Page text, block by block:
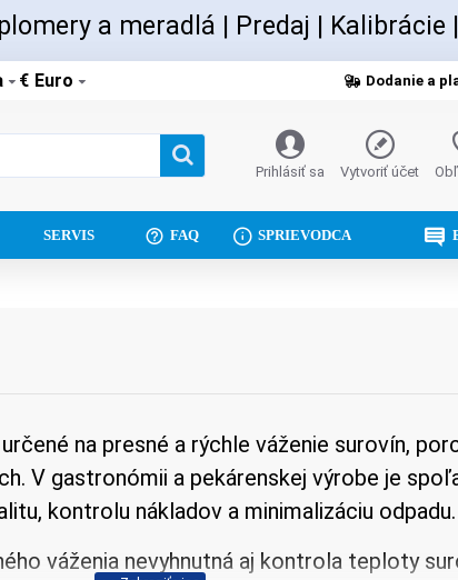
a meradlá | Predaj Kalibrácie |
€ Euro Dodanie a
Prihlásiť sa Vytvoriť účet
SERVIS FAQ SPRIEVODCA
na presné a rýchle váženie surovín,
V gastronómii a pekárenskej výrobe je
kontrolu nákladov a minimalizáciu odpadu.
váženia nevyhnutná aj kontrola teploty